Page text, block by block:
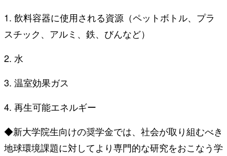
1. 飲料容器に使用される資源（ペットボトル、プラ
スチック、アルミ、鉄、びんなど）
2. 水
3. 温室効果ガス
4. 再生可能エネルギー
◆新大学院生向けの奨学金では、社会が取り組むべき
地球環境課題に対してより専門的な研究をおこなう学